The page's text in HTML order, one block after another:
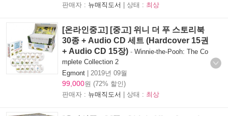
판매자 : 뉴매직도서 | 상태 : 최상
[온라인중고] [중고] 위니 더 푸 스토리북
30종 + Audio CD 세트 (Hardcover 15권
+ Audio CD 15장) - Winnie-the-Pooh: The Co
mplete Collection 2
Egmont | 2019년 09월
99,000원 (72% 할인)
판매자 : 뉴매직도서 | 상태 : 최상